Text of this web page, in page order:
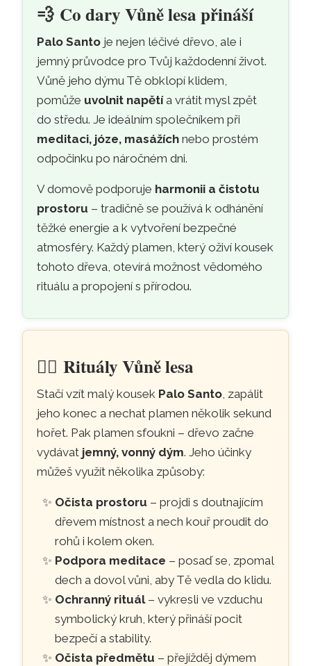
💨 Co dary Vůně lesa přináší
Palo Santo je nejen léčivé dřevo, ale i
jemný průvodce pro Tvůj každodenní život.
Vůně jeho dýmu Tě obklopí klidem,
pomůže uvolnit napětía vrátit mysl zpět
do středu. Je ideálním společníkem při
meditaci, józe, masážích nebo prostém
odpočinku po náročném dni.
V domově podporuje harmonii a čistotu
prostoru – tradičně se používá k odhánění
těžké energie a k vytvoření bezpečné
atmosféry. Každý plamen, který oživí kousek
tohoto dřeva, otevírá možnost vědomého
rituálu a propojení s přírodou.
🧘‍♀️Rituály Vůně lesa
Stačí vzít malý kousek Palo Santo , zapálit
jeho konec a nechat plamen několik sekund
hořet. Pak plamen sfoukni – dřevo začne
vydávat jemný, vonný dým. Jeho účinky
můžeš využít několika způsoby:
Očista prostoru – projdi s doutnajícím
dřevem místnost a nech kouř proudit do
rohů i kolem oken.
Podpora meditace – posaď se, zpomal
dech a dovol vůni, aby Tě vedla do klidu.
Ochranný rituál– vykresli ve vzduchu
symbolický kruh, který přináší pocit
bezpečí a stability.
Očista předmětu – přejížděj dýmem